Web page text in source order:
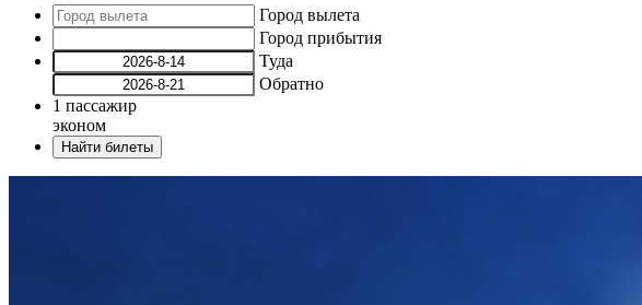
Город вылета
Город прибытия
Туда
Обратно
1 пассажир
эконом
Найти билеты